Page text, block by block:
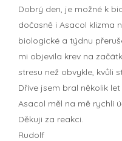
Dobrý den, je možné k
dočasně i Asacol klizma
biologické a týdnu
mi objevila krev na
stresu než obvykle, kvůli
Dříve jsem bral několik
Asacol měl na mě rychlí
Děkuji za reakci.
Rudolf